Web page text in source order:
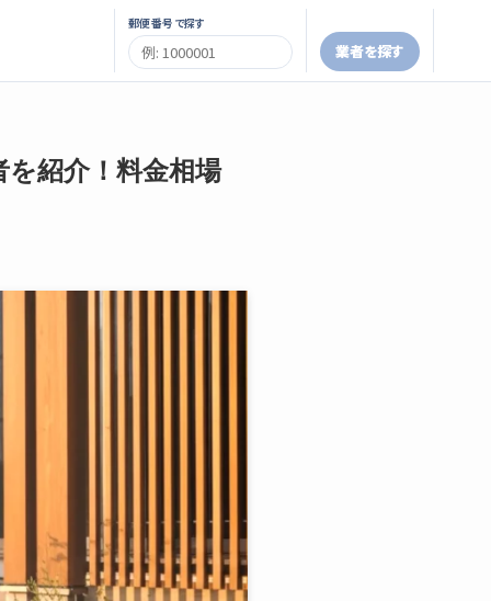
郵便番号で探す
業者を探す
紹介！料金相場